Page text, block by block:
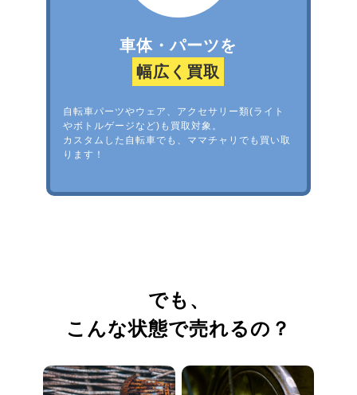
車体・パーツを
幅広く買取
自転車パーツやウェア、アクセサリー類(ライト
やボトルゲージなど)も買取対象。
カスタムした自転車でも、ママチャリでも買い取
ります！
でも、
こんな状態で売れるの？